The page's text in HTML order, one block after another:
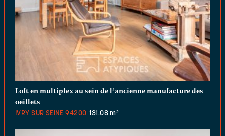
Loft en multiplex au sein de l’ancienne manufacture des
oeillets
IVRY SUR SEINE 94200 131.08 m²